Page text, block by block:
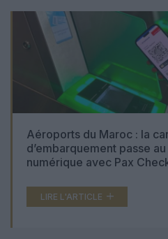
Aéroports du Maroc : la
d’embarquement passe
numérique avec Pax
LIRE L'ARTICLE